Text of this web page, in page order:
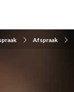
Afspraak